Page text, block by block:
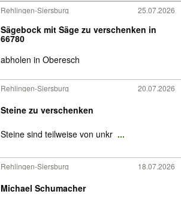
Rehlingen-Siersburg 25.07.2026
Sägebock mit Säge zu verschenken in
66780
abholen in Oberesch
Rehlingen-Siersburg 20.07.2026
Steine zu verschenken
Steine sind teilweise von unkr ...
Rehlingen-Siersburg 18.07.2026
Michael Schumacher